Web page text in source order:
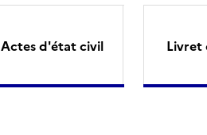
Actes d'état civil Livret